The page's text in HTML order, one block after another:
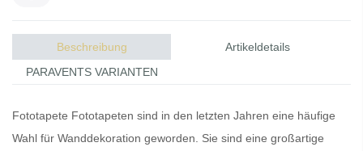
Beschreibung
Artikeldetails
PARAVENTS VARIANTEN
Fototapete Fototapeten sind in den letzten Jahren eine häufige
Wahl für Wanddekoration geworden. Sie sind eine großartige